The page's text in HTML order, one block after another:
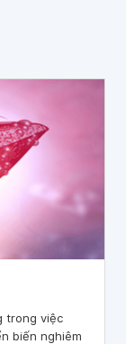
trong việc
biến nghiêm